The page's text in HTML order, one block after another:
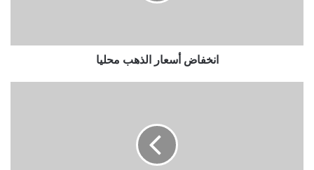
انخفاض أسعار الذهب محليا